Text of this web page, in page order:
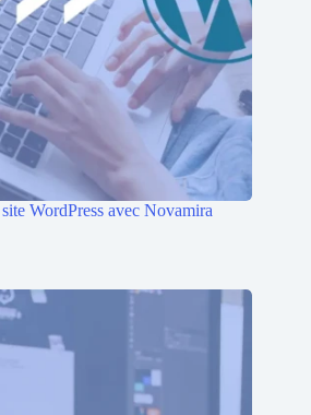
WordPress avec Novamira